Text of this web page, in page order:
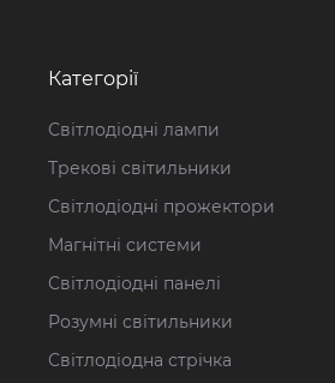
Категорії
Світлодіодні лампи
Трекові світильники
Світлодіодні прожектори
Магнітні системи
Світлодіодні панелі
Розумні світильники
Світлодіодна стрічка